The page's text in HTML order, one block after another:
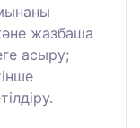
жазбаша
асыру;